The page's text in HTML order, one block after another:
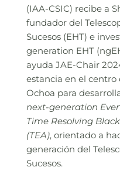
(IAA-CSIC) recibe a
fundador del
Sucesos (EHT) e
generation EHT
ayuda JAE-Chair
estancia en el centro
Ochoa para
next-generation
Time Resolving
(TEA), orientado a
generación del
Sucesos.